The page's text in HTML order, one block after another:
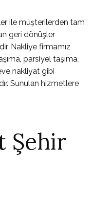
ile müşterilerden tam
geri dönüşler
Nakliye firmamız
parsiyel taşıma,
nakliyat gibi
Sunulan hizmetlere
Şehir